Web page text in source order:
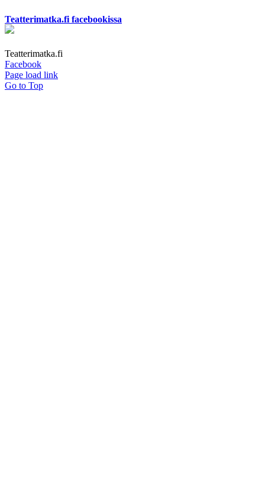
Teatterimatka.fi facebookissa
Teatterimatka.fi
Facebook
Page load link
Go to Top